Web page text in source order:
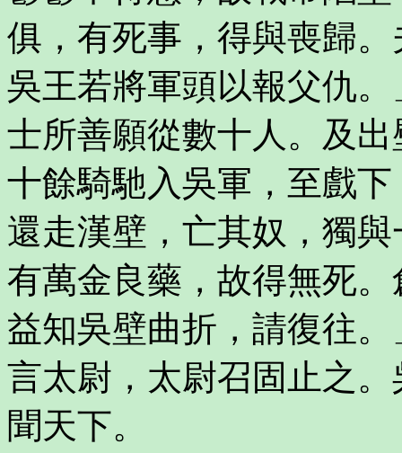
俱，有死事，得與喪歸
吳王若將軍頭以報父仇
士所善願從數十人。及
十餘騎馳入吳軍，至戲
還走漢壁，亡其奴，獨
有萬金良藥，故得無死
益知吳壁曲折，請復往
言太尉，太尉召固止之
聞天下。